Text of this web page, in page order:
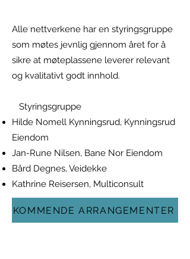
Alle nettverkene har en styringsgruppe
som møtes jevnlig gjennom året for å
sikre at møteplassene leverer relevant
og kvalitativt godt innhold.
Styringsgruppe
Hilde Nomell Kynningsrud, Kynningsrud
Eiendom
Jan-Rune Nilsen, Bane Nor Eiendom
Bård Degnes, Veidekke
Kathrine Reisersen, Multiconsult
KOMMENDE ARRANGEMENTER